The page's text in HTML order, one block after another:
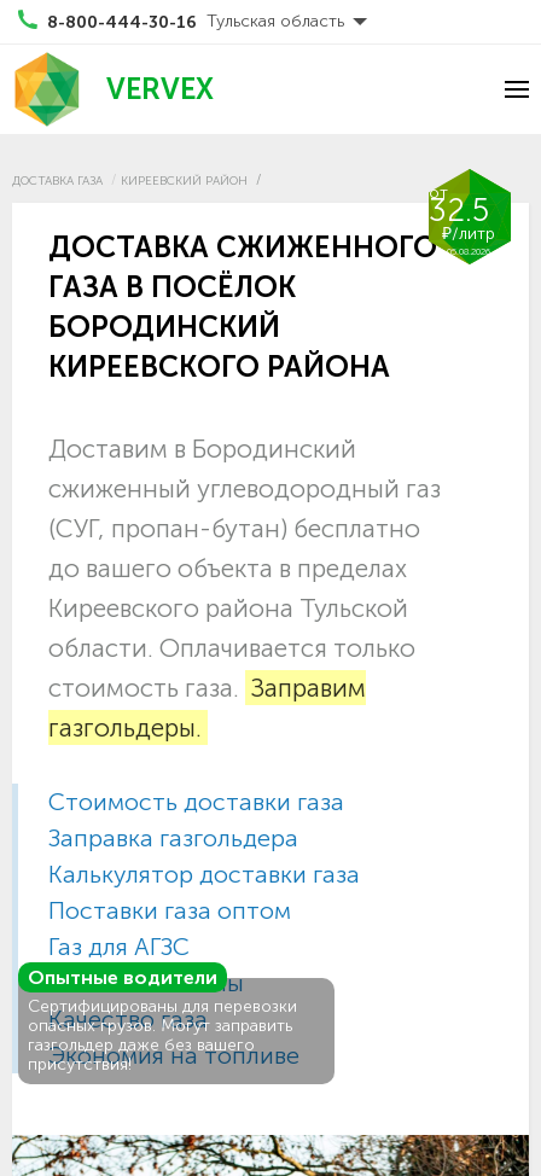
8-800-444-30-16 Тульская область
VERVEX
ДОСТАВКА ГАЗА КИРЕЕВСКИЙ РАЙОН
от
32.5
₽/литр
05.08.2026
ДОСТАВКА СЖИЖЕННОГО
ГАЗА В ПОСЁЛОК
БОРОДИНСКИЙ
КИРЕЕВСКОГО РАЙОНА
Доставим в Бородинский
сжиженный углеводородный газ
(СУГ, пропан-бутан) бесплатно
до вашего объекта в пределах
Киреевского района Тульской
области. Оплачивается только
стоимость газа. Заправим
газгольдеры.
Стоимость доставки газа
Заправка газгольдера
Калькулятор доставки газа
Поставки газа оптом
Газ для АГЗС
Газовые баллоны
Качество газа
Экономия на топливе
Опытные водители
Сертифицированы для перевозки
опасных грузов. Могут заправить
газгольдер даже без вашего
присутствия!